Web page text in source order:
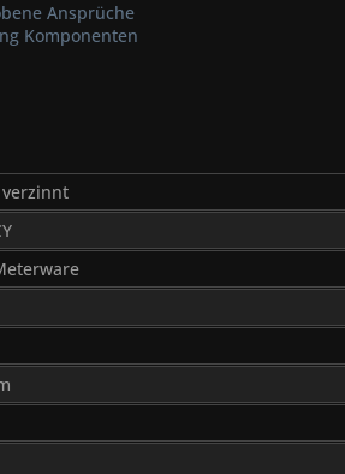
Ansprüche
Komponenten
verzinnt